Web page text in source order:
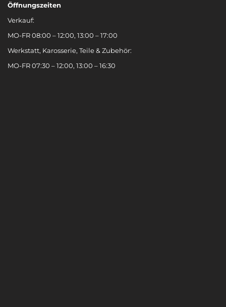
Öffnungszeiten
Verkauf:
MO-FR 08:00 – 12:00, 13:00 – 17:00
Werkstatt, Karosserie, Teile & Zubehör:
MO-FR 07:30 – 12:00, 13:00 – 16:30